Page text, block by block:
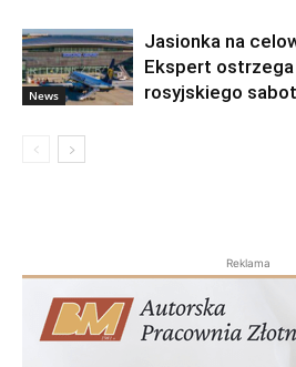
News
Jasionka na
Ekspert
rosyjskiego
Reklama